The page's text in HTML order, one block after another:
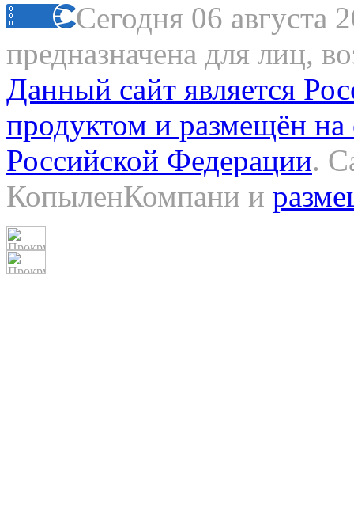
Сегодня 06 августа
предназначена для лиц,
Данный сайт является
продуктом и размещён
Российской Федерации.
КопыленКомпани и